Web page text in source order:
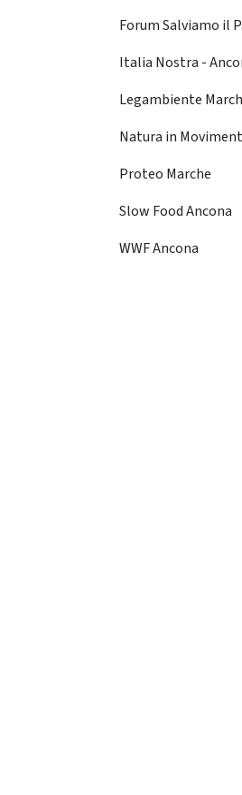
Forum Salviamo il
Italia Nostra -
Legambiente
Natura in
Proteo Marche
Slow Food Ancona
WWF Ancona